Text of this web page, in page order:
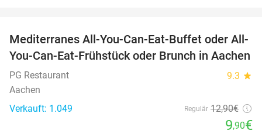
23%
Mediterranes All-You-Can-Eat-Buffet oder All-
You-Can-Eat-Frühstück oder Brunch in Aachen
PG Restaurant 9.3 star
Aachen
Verkauft: 1.049
Regulär 12,90€
9,90€